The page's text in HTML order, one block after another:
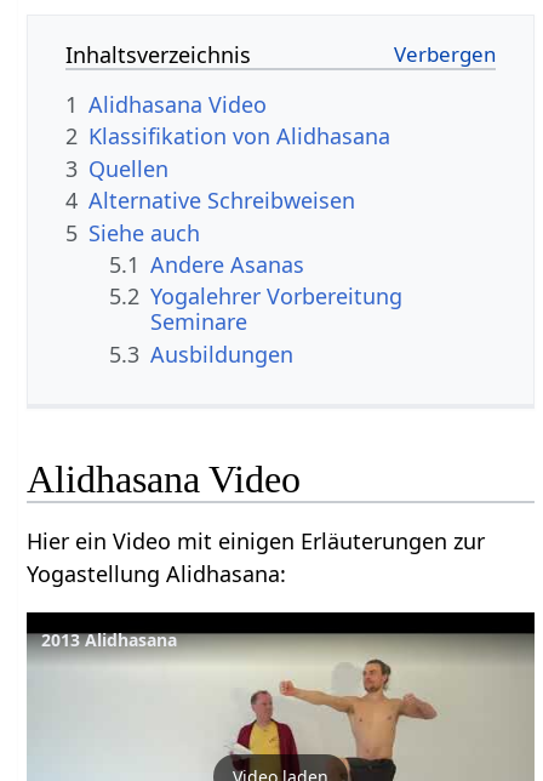
Inhaltsverzeichnis
1 Alidhasana Video
2 Klassifikation von Alidhasana
3 Quellen
4 Alternative Schreibweisen
5 Siehe auch
5.1 Andere Asanas
5.2 Yogalehrer Vorbereitung
Seminare
5.3 Ausbildungen
Alidhasana Video
Hier ein Video mit einigen Erläuterungen zur
Yogastellung Alidhasana:
2013 Alidhasana